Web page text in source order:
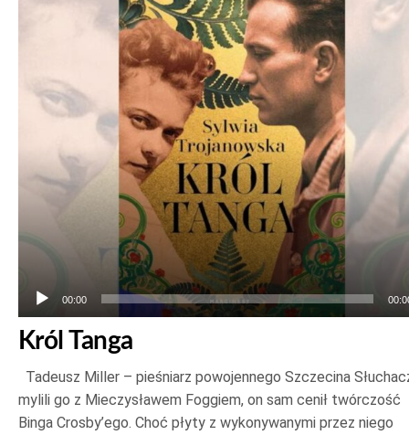
plików
00:00
Król Tanga
Tadeusz Miller – pieśniarz powojennego Szczecina
mylili go z Mieczysławem Foggiem, on sam cenił twórczość
Binga Crosby’ego. Choć płyty z wykonywanymi przez niego